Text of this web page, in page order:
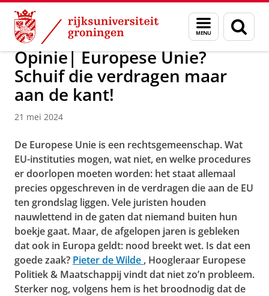
Skip
Content
Skip
Navigation
Menu
en
zoeken
Over ons Actueel Nieuws
Opinie| Europese Unie?
Schuif die verdragen maar
aan de kant!
21 mei 2024
De Europese Unie is een rechtsgemeenschap. Wat
EU-instituties mogen, wat niet, en welke procedures
er doorlopen moeten worden: het staat allemaal
precies opgeschreven in de verdragen die aan de EU
ten grondslag liggen. Vele juristen houden
nauwlettend in de gaten dat niemand buiten hun
boekje gaat. Maar, de afgelopen jaren is gebleken
dat ook in Europa geldt: nood breekt wet. Is dat een
goede zaak? Pieter de Wilde , Hoogleraar Europese
Politiek & Maatschappij vindt dat niet zo’n probleem.
Sterker nog, volgens hem is het broodnodig dat de